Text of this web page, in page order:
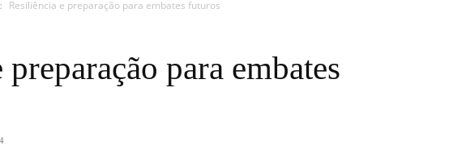
Resiliência e preparação para embates futuros
para embates